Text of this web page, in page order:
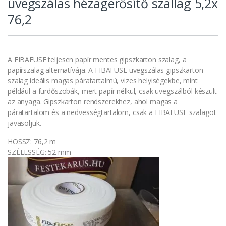
76,2
A FIBAFUSE teljesen papír mentes gipszkarton szalag, a
papírszalag alternatívája. A FIBAFUSE üvegszálas gipszkarton
szalag ideális magas páratartalmú, vizes helyiségekbe, mint
például a fürdőszobák, mert papír nélkül, csak üvegszálból készült
az anyaga. Gipszkarton rendszerekhez, ahol magas a
páratartalom és a nedvességtartalom, csak a FIBAFUSE szalagot
javasoljuk.
HOSSZ: 76,2 m
SZÉLESSÉG: 52 mm